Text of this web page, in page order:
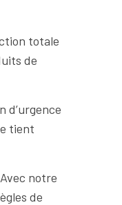
totale
de
d’urgence
tient
notre
de